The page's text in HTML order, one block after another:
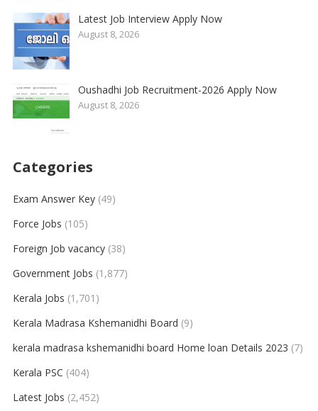
Latest Job Interview Apply Now
August 8, 2026
Oushadhi Job Recruitment-2026 Apply Now
August 8, 2026
Categories
Exam Answer Key(49)
Force Jobs (105)
Foreign Job vacancy(38)
Government Jobs (1,877)
Kerala Jobs (1,701)
Kerala Madrasa Kshemanidhi Board (9)
kerala madrasa kshemanidhi board Home loan Details 2023 (7)
Kerala PSC (404)
Latest Jobs (2,452)